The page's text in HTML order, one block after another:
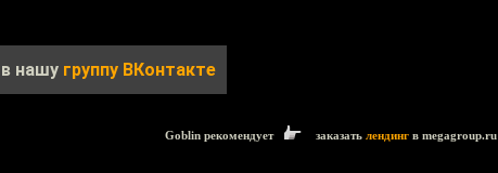
нашу группу ВКонтакте
Goblin рекомендует заказать лендинг в megagroup.ru